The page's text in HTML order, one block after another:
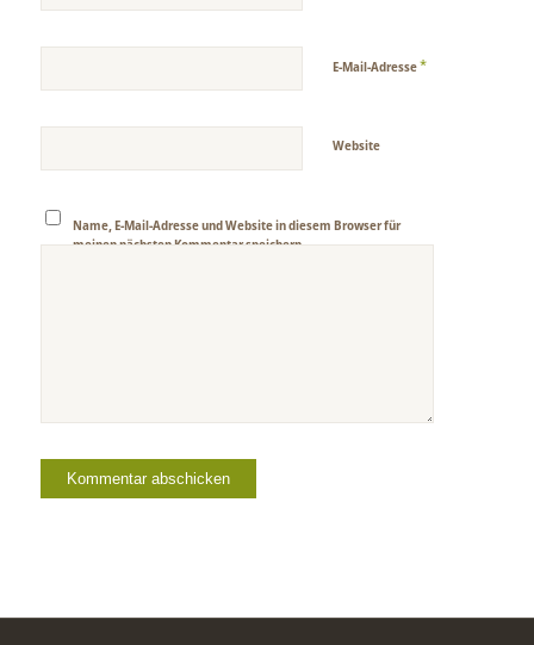
E-Mail-Adresse*
Website
Name, E-Mail-Adresse und Website in diesem Browser für
meinen nächsten Kommentar speichern.